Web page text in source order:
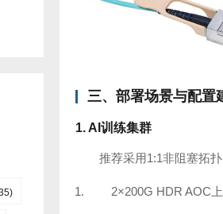
三、部署场景与配置
1. AI训练集群
推荐采用1:1非阻塞拓
2×200G HDR AOC